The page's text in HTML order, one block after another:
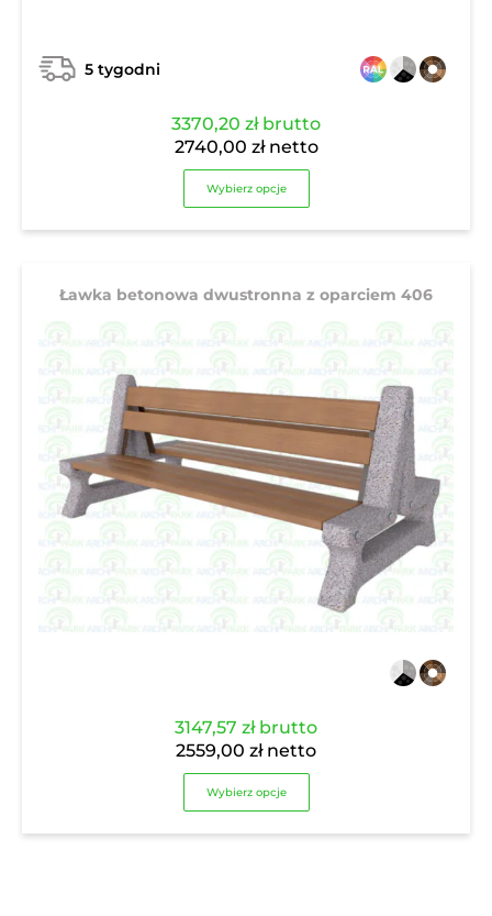
5 tygodni
3370,20 złbrutto
2740,00 złnetto
Wybierz opcje
Ławka betonowa dwustronna z oparciem 406
3147,57 złbrutto
2559,00 złnetto
Wybierz opcje